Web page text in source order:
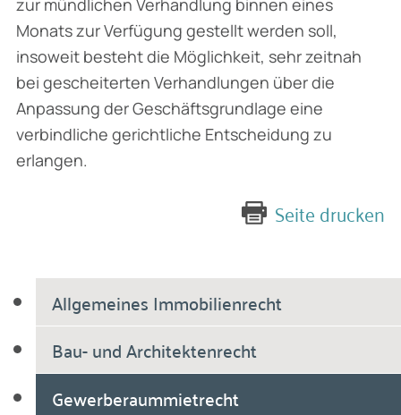
Allgemeines Immobilienrecht
Bau- und Architektenrecht
Gewerberaummietrecht
zur mündlichen Verhandlung binnen eines
Monats zur Verfügung gestellt werden soll,
insoweit besteht die Möglichkeit, sehr zeitnah
bei geschei­terten Verhandlungen über die
Anpassung der Geschäftsgrundlage eine
verbindliche gericht­liche Entscheidung zu
erlangen.
Seite drucken